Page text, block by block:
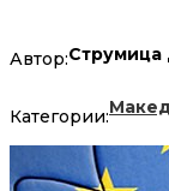
Автор:Струмица
Категории: